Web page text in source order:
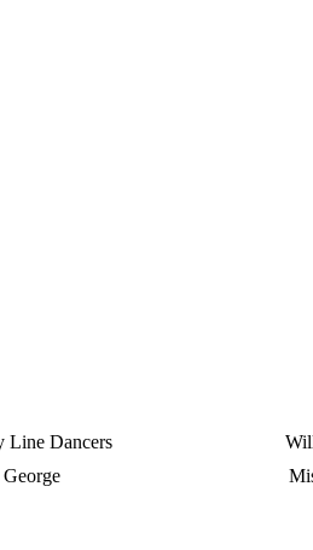
Line Dancers